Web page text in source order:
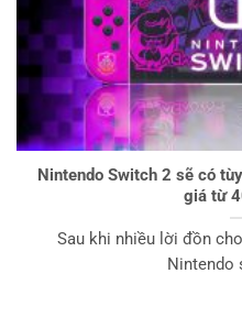
Nintendo Switch 2 sẽ có
giá từ
Sau khi nhiều lời đồn
Nintendo